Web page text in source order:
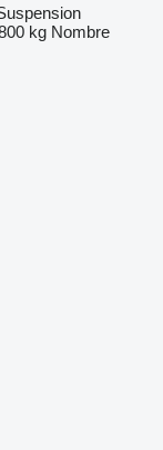
kg Nombre